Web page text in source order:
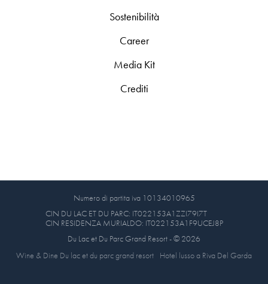
Sostenibilità
Career
Media Kit
Crediti
Numero di partita iva 10134010965
CIN DU LAC ET DU PARC: IT022153A1ZZI79I7T
CIN RESIDENZA MURIALDO: IT022153A1F9UCEJ8P
Du Lac et Du Parc Grand Resort - © 2026
Wine & Dine Du lac et du parc grand resort
Hotel lusso a Riva Del Garda